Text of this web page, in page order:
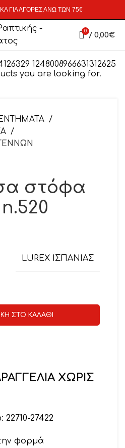
ΓΙΑ ΑΓΟΡΕΣ ΑΝΩ ΤΩΝ 75€
0 / 0,00€
στόφα
LUREX ΙΣΠΑΝΙΑΣ
ΣΤΟ ΚΑΛΆΘΙ
ΧΩΡΙΣ
22710-27422
φορμά
you are looking for.